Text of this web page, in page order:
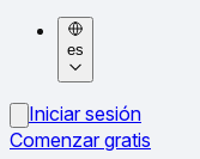
es
Iniciar sesión
Comenzar gratis